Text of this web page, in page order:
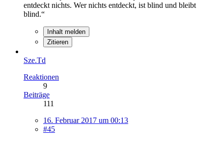
entdeckt nichts. Wer nichts entdeckt, ist blind und bleibt
blind.“
Inhalt melden
Zitieren
Sze.Td
Reaktionen
9
Beiträge
111
16. Februar 2017 um 00:13
#45